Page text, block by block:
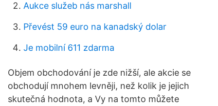
Aukce služeb nás marshall
Převést 59 euro na kanadský dolar
Je mobilní 611 zdarma
Objem obchodování je zde nižší, ale akcie se
obchodují mnohem levněji, než kolik je jejich
skutečná hodnota, a Vy na tomto můžete